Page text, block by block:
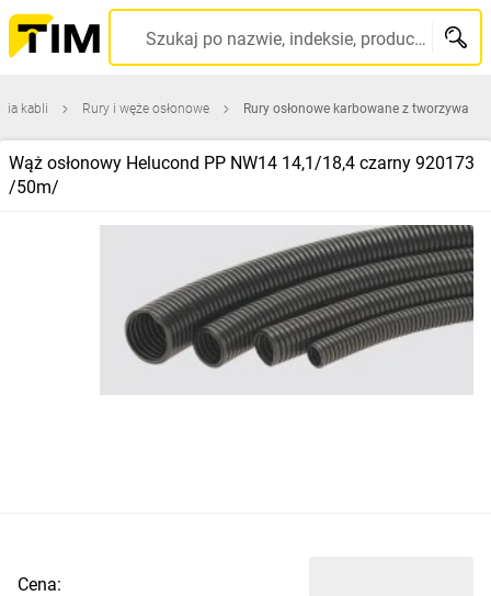
Szukaj po nazwie, indeksie, producencie, kodzie kreskowym...
kabli Rury i węże osłonowe Rury osłonowe karbowane z tworzywa
Wąż osłonowy Helucond PP NW14 14,1/18,4 czarny 920173
/50m/
Cena: